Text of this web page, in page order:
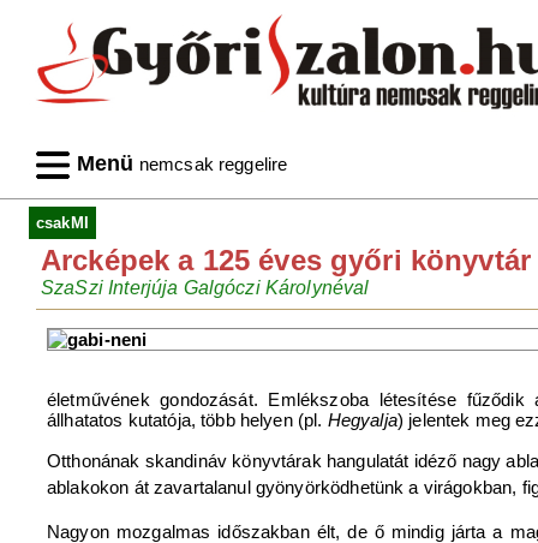
Menü nemcsak reggelire
csakMI
Arcképek a 125 éves győri
SzaSzi Interjúja Galgóczi Károlynéval
életművének gondozását. Emlékszoba létesítése
állhatatos kutatója, több helyen (pl. Hegyalja) jelentek meg
Otthonának skandináv könyvtárak hangulatát idéző nagy
ablakokon át zavartalanul gyönyörködhetünk a virágokban,
Nagyon mozgalmas időszakban élt, de ő mindig járta a